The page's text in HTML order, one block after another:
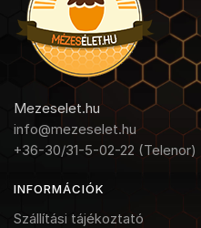
Mezeselet.hu
info@mezeselet.hu
+36-30/31-5-02-22 (Telenor)
INFORMÁCIÓK
Szállítási tájékoztató